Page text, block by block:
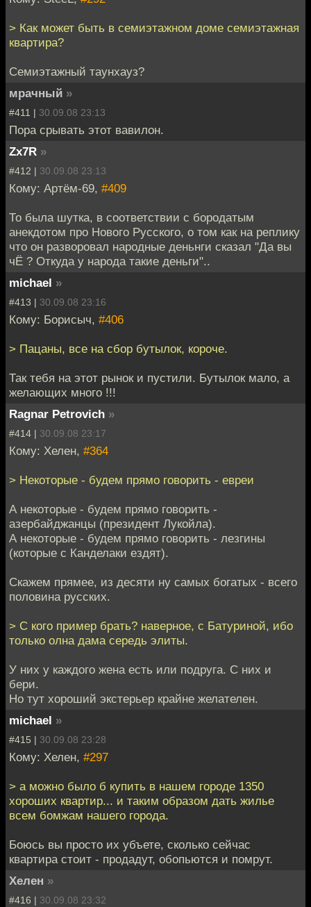
> Как может быть в семиэтажном доме семиэтажная
квартира?
Семиэтажный таунхауз?
мрачный »
#411 | 30.09.08 23:13
Пора срывать этот вавилон.
Zx7R »
#412 | 30.09.08 23:13
Кому: Артём-69, #409
То была шутка, в соответствии с бородатым
анекдотом про Нового Русского, о том как на реплику
что он разворовал народные деньнги сказал "Да вы
чЁ ? Откуда у народа такие деньги"..
michael »
#413 | 30.09.08 23:16
Кому: Борисыч, #406
> Пацаны, все на сбор бутылок, короче.
Так тебя на этот рынок и пустили. Бутылок мало, а
желающих много !!!
Ragnar Petrovich »
#414 | 30.09.08 23:17
Кому: Хелен, #364
> Некоторые - будем прямо говорить - евреи
А некоторые - будем прямо говорить -
азербайджанцы (президент Лукойла).
А некоторые - будем прямо говорить - лезгины
(которые с Канделаки ездят).
Скажем прямее, из десяти ну самых богатых - всего
половина русских.
> С кого пример брать? наверное, с Батуриной, ибо
только олна дама середь элиты.
У них у каждого жена есть или подруга. С них и
бери.
Но тут хороший экстерьер крайне желателен.
michael »
#415 | 30.09.08 23:28
Кому: Хелен, #297
> а можно было б купить в нашем городе 1350
хороших квартир... и таким образом дать жилье
всем бомжам нашего города.
Боюсь вы просто их убъете, сколько сейчас
квартира стоит - продадут, обопьются и помрут.
Хелен »
#416 | 30.09.08 23:32